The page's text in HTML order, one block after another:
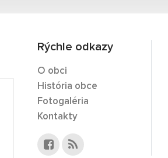
Rýchle odkazy
O obci
História obce
Fotogaléria
Kontakty